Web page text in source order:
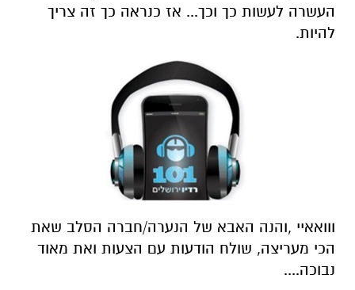
העשרה לעשות כך וכך... אז כנראה כך זה צריך
להיות.
ווואאיי ,והנה האבא של הנערה/חברה הסלב שאת
הכי מעריצה, שולח הודעות עם הצעות ואת מאוד
נבוכה....